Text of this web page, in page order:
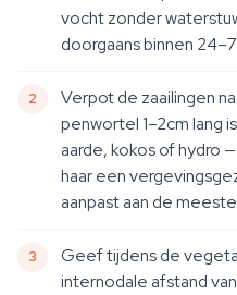
vocht zonder
doorgaans binnen
Verpot de zaailingen
penwortel 1–2cm lang
aarde, kokos of hydro
haar een
aanpast aan de
Geef tijdens de
internodale afstand